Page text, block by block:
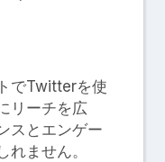
でTwitterを使
リーチを広
スとエンゲー
れません。